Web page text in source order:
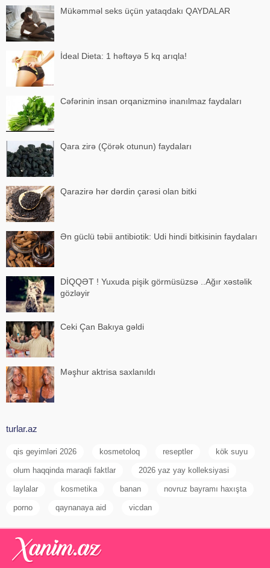
Mükəmməl seks üçün yataqdakı QAYDALAR
İdeal Dieta: 1 həftəyə 5 kq arıqla!
Cəfərinin insan orqanizminə inanılmaz faydaları
Qara zirə (Çörək otunun) faydaları
Qarazirə hər dərdin çarəsi olan bitki
Ən güclü təbii antibiotik: Udi hindi bitkisinin faydaları
DİQQƏT ! Yuxuda pişik görmüsüzsə ..Ağır xəstəlik
gözləyir
Ceki Çan Bakıya gəldi
Məşhur aktrisa saxlanıldı
turlar.az
qis geyimləri 2026 kosmetoloq reseptler kök suyu
olum haqqinda maraqli faktlar 2026 yaz yay kolleksiyasi
laylalar kosmetika banan novruz bayramı haxışta
porno qaynanaya aid vicdan